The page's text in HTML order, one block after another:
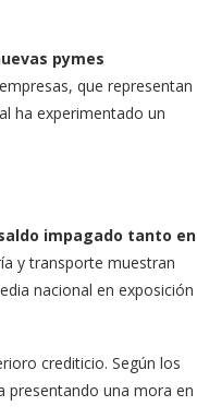
pymes
que representan
ha experimentado un
impagado tanto en
y transporte muestran
nacional en exposición
crediticio. Según los
presentando una mora en